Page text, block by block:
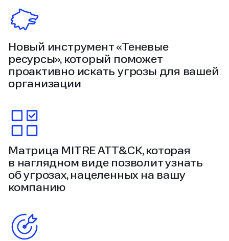
Новый инструмент «Теневые
ресурсы», который поможет
проактивно искать угрозы для вашей
организации
Матрица MITRE ATT&CK, которая
в наглядном виде позволит узнать
об угрозах, нацеленных на вашу
компанию